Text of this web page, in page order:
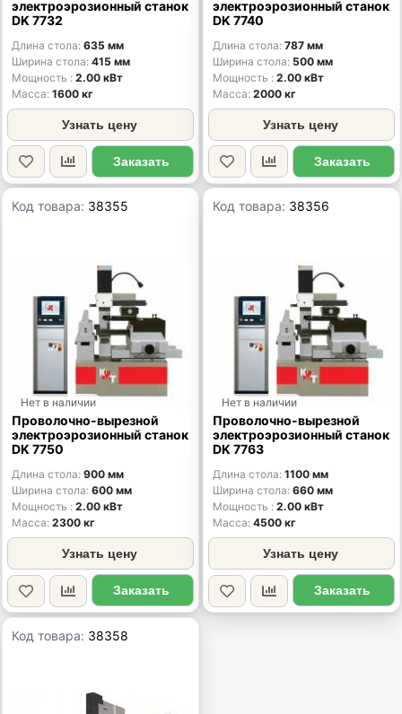
электроэрозионный станок
DK 7732
Длина стола 635 мм
Ширина стола 415 мм
Мощность
2.00 кВт
Масса 1600 кг
Узнать цену
Заказать
электроэрозионный станок
DK 7740
Длина стола 787 мм
Ширина стола 500 мм
Мощность
2.00 кВт
Масса 2000 кг
Узнать цену
Заказать
Код товара: 38355
Нет в наличии
Проволочно-вырезной
электроэрозионный станок
DK 7750
Длина стола 900 мм
Ширина стола 600 мм
Мощность
2.00 кВт
Масса 2300 кг
Узнать цену
Заказать
Код товара: 38356
Нет в наличии
Проволочно-вырезной
электроэрозионный станок
DK 7763
Длина стола 1100 мм
Ширина стола 660 мм
Мощность
2.00 кВт
Масса 4500 кг
Узнать цену
Заказать
Код товара: 38358